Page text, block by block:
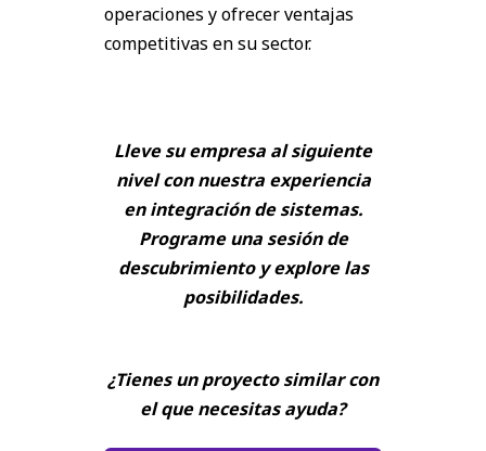
operaciones y ofrecer ventajas
competitivas en su sector.
Lleve su empresa al siguiente
nivel con nuestra experiencia
en integración de sistemas.
Programe una sesión de
descubrimiento y explore las
posibilidades.
¿Tienes un proyecto similar con
el que necesitas ayuda?